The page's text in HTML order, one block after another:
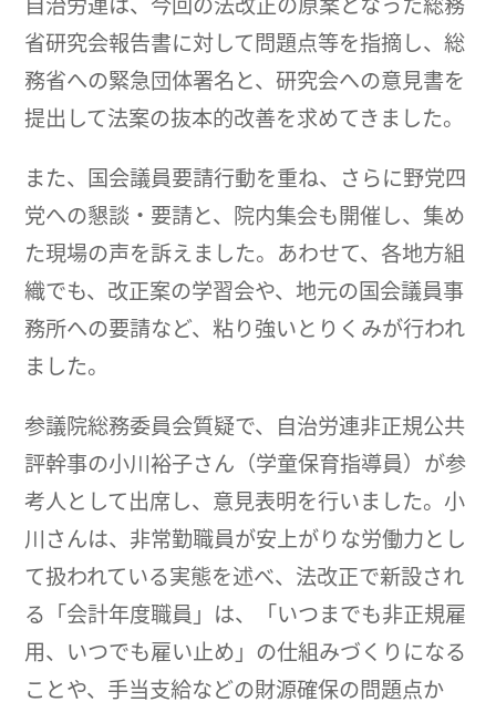
省研究会報告書に対して問題点等を指摘し、総
務省への緊急団体署名と、研究会への意見書を
提出して法案の抜本的改善を求めてきました。
また、国会議員要請行動を重ね、さらに野党四
党への懇談・要請と、院内集会も開催し、集め
た現場の声を訴えました。あわせて、各地方組
織でも、改正案の学習会や、地元の国会議員事
務所への要請など、粘り強いとりくみが行われ
ました。
参議院総務委員会質疑で、自治労連非正規公共
評幹事の小川裕子さん（学童保育指導員）が参
考人として出席し、意見表明を行いました。小
川さんは、非常勤職員が安上がりな労働力とし
て扱われている実態を述べ、法改正で新設され
る「会計年度職員」は、「いつまでも非正規雇
用、いつでも雇い止め」の仕組みづくりになる
ことや、手当支給などの財源確保の問題点か